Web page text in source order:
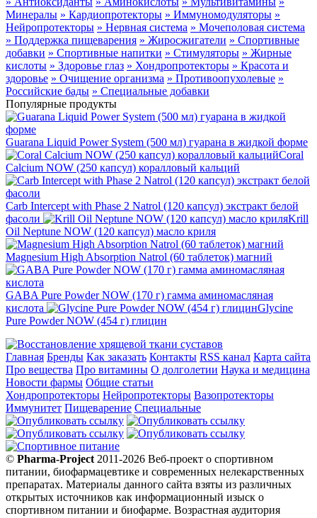
Минералы » Кардиопротекторы » Иммуномодуляторы »
Нейропротекторы » Нервная система » Мочеполовая система
» Поддержка пищеварения » Жиросжигатели » Спортивные
добавки » Спортивные напитки » Стимуляторы » Жирные
кислоты » Здоровье глаз » Хондропротекторы » Красота и
здоровье » Очищение организма » Противоопухолевые »
Российские бады » Специальные добавки
Популярные продукты
Guarana Liquid Power System (500 мл) гуарана в жидкой форме
Coral
Calcium NOW (250 капсул) коралловый кальций
Carb Intercept with Phase 2 Natrol (120 капсул) экстракт белой
фасоли
Krill
Oil Neptune NOW (120 капсул) масло криля
Magnesium High Absorption Natrol (60 таблеток) магний
GABA Pure Powder NOW (170 г) гамма аминомасляная
кислота
Glycine
Pure Powder NOW (454 г) глицин
Главная Бренды Как заказать Контакты RSS канал Карта сайта
Про вещества Про витамины О долголетии Наука и медицина
Новости фармы Общие статьи
Хондропротекторы Нейропротекторы Вазопротекторы
Иммунитет Пищеварение Специальные
© Pharma-Project 2011-2026 Веб-проект о спортивном
питании, биофармацевтике и современных нелекарственных
препаратах. Материалы данного сайта взяты из различных
открытых источников как информационный изыск о
спортивном питании и биофарме. Возрастная аудитория